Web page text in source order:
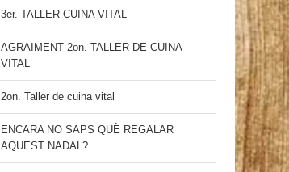
3er. TALLER CUINA VITAL
AGRAIMENT 2on. TALLER DE CUINA
VITAL
2on. Taller de cuina vital
ENCARA NO SAPS QUÈ REGALAR
AQUEST NADAL?